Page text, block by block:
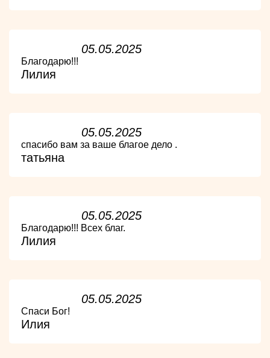
05.05.2025
Благодарю!!!
Лилия
05.05.2025
спасибо вам за ваше благое дело .
татьяна
05.05.2025
Благодарю!!! Всех благ.
Лилия
05.05.2025
Спаси Бог!
Илия